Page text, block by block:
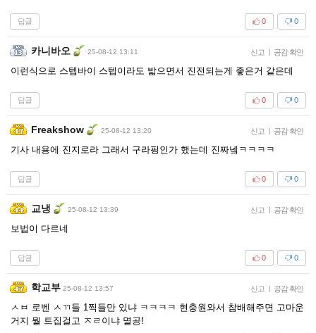
답글 0
0
카니바오 25-08-12 13:11 신고 | 공감 확인
이런식으로 스텝바이 스텝이라도 밟으면서 진전되는게 좋은거 같은데
답글 0
0
Freakshow 25-08-12 13:20 신고 | 공감 확인
기사 내용에 진지로라 그래서 구라핑인가 했는데 진짜넼ㅋㅋㅋㅋ
답글 0
0
교냉 25-08-12 13:39 신고 | 공감 확인
보법이 다르네
답글 0
0
학교부 25-08-12 13:57 신고 | 공감 확인
ㅅㅂ 로벤 ㅅㄲ들 1찍들만 있냐 ㅋㅋㅋㅋ 현충원와서 참배해주면 고마운
거지 뭘 트집걸고 ㅈㄹ이냐 멸공!